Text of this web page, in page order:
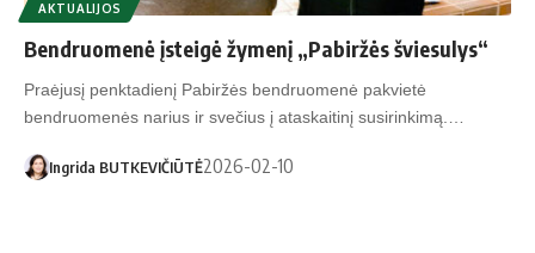
AKTUALIJOS
Bendruomenė įsteigė žymenį „Pabiržės šviesulys“
Praėjusį penktadienį Pabiržės bendruomenė pakvietė
bendruomenės narius ir svečius į ataskaitinį susirinkimą.…
Ingrida BUTKEVIČIŪTĖ2026-02-10